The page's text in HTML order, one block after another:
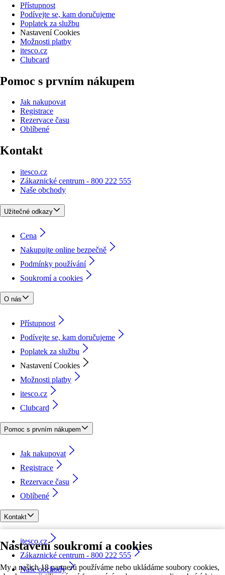
Nastavení soukromí a cookies
My a našich 18 partnerů používáme nebo ukládáme soubory cookies,
Přístupnost
Podívejte se, kam doručujeme
Poplatek za službu
Nastavení Cookies
Možnosti platby
itesco.cz
Clubcard
Pomoc s prvním nákupem
Jak nakupovat
Registrace
Rezervace času
Oblíbené
Kontakt
itesco.cz
Zákaznické centrum - 800 222 555
Naše obchody
Užitečné odkazy
Cena
Nakupujte online bezpečně
Podmínky používání
Soukromí a cookies
O nás
Přístupnost
Podívejte se, kam doručujeme
Poplatek za službu
Nastavení Cookies
Možnosti platby
itesco.cz
Clubcard
Pomoc s prvním nákupem
Jak nakupovat
Registrace
Rezervace času
Oblíbené
Kontakt
itesco.cz
Zákaznické centrum - 800 222 555
Naše obchody